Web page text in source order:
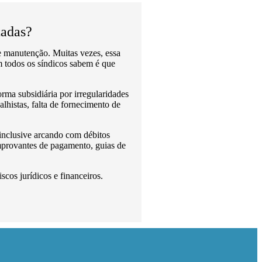
Muitas vezes, essa
os síndicos sabem é que
subsidiária por irregularidades
falta de fornecimento de
arcando com débitos
de pagamento, guias de
jurídicos e financeiros.